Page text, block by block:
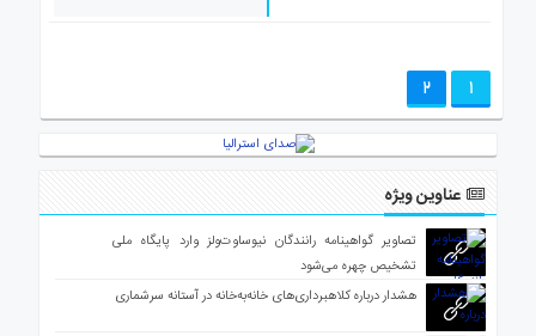
1
2
عناوین ویژه
تصاویر گواهینامه رانندگان نیوساوت‌ولز وارد پایگاه ملی
تشخیص چهره می‌شود
هشدار درباره کلاهبرداری‌های خانه‌به‌خانه در آستانه سرشماری